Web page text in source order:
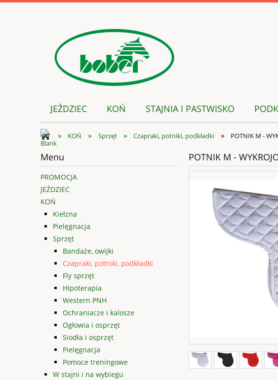
JEŹDZIEC KOŃ STAJNIA I PASTWISKO
» KOŃ » Sprzęt » Czapraki, potniki, podkładki » POTNIK M -
Menu
PROMOCJA
JEŹDZIEC
KOŃ
Kiełzna
Pielęgnacja
Sprzęt
Bandaże, owijki
Czapraki, potniki, podkładki
Fly sprzęt
Hipoterapia
Western PNH
Ochraniacze i kalosze
Ogłowia i osprzęt
Siodła i osprzęt
Pielęgnacja
Pomoce treningowe
W stajni i na wybiegu
POTNIK M -